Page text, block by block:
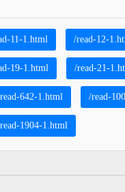
11-1.html /read-12-
19-1.html /read-21-
642-1.html /read-
1904-1.html